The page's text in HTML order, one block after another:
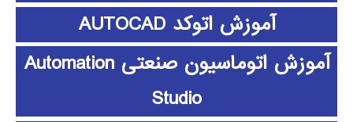
آموزش اتوکد AUTOCAD
آموزش اتوماسیون صنعتی Automation
Studio